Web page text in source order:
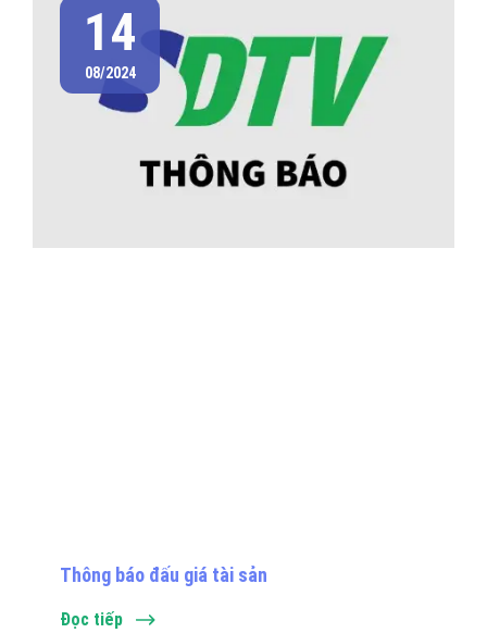
Thông báo đấu giá tài sản
14
08/2024
Đọc tiếp